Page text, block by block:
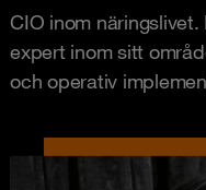
CIO inom
expert inom sitt
och operativ